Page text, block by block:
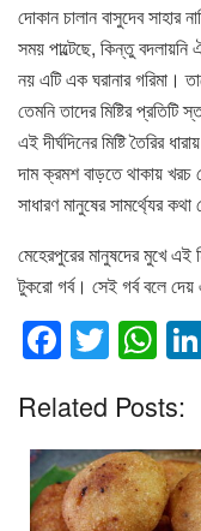
দোকান চালান বাসুদেব সাহার
সময় পাল্টেছে, কিন্তু
নয় এটি এক ঘরানার গরিমা।
তেমনি তাদের মিষ্টির
এই দীর্ঘদিনের মিষ্টি তৈরির
দাম ক্রমশ বাড়তে থাকায় খরচ
সাধারণ মানুষের সামর্থ্যের
মেহেরপুরের মানুষদের মুখে এই
টুকরো গর্ব। সেই গর্ব বলে
F
c
e
b
T
tt
er
W
at
s
A
Related Posts: